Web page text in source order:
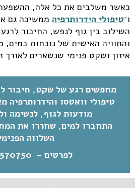
כאשר משלבים את כל אלה,
ו־טיפולי הידרותרפיה ממשיכה גם
השילוב בין גוף לנפש, החיבור
והחוויה האישית של נוכחות במים,
איזון ושקט פנימי שנשארים לאורך
מחפשים רגע של שקט, חיבור
טיפולי וואטסו והידרותרפיה
מודעות לגוף, לנשימה
התחברו למים, שחררו את
השלווה
לפרטים –